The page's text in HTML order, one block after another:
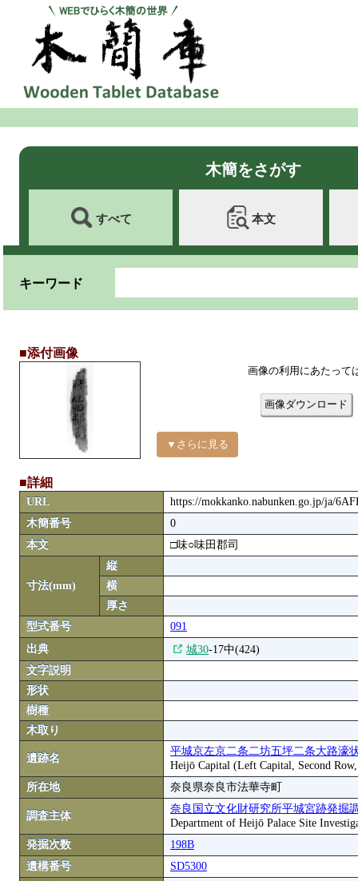
木簡をさがす
すべて 本文
キーワード
■添付画像
▼さらに見る
画像の利用にあたって
画像ダウンロード
■詳細
URL
https://mokkanko.nabunken.go.jp/ja/
木簡番号
0
本文
□味○味田郡司
寸法(mm)
縦
横
厚さ
型式番号
091
出典
城30-17中(424)
文字説明
形状
樹種
木取り
遺跡名
平城京左京二条二坊五坪二条大路濠
Heijō Capital (Left Capital, Second
所在地
奈良県奈良市法華寺町
調査主体
奈良国立文化財研究所平城宮跡発掘
Department of Heijō Palace Site
発掘次数
198B
遺構番号
SD5300